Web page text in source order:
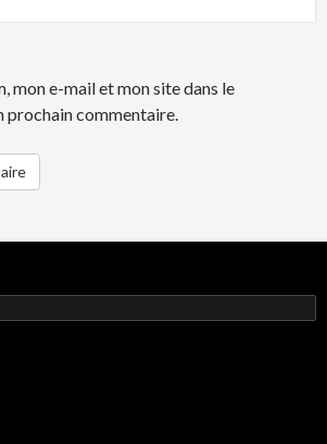
mon e-mail et mon site dans le
prochain commentaire.